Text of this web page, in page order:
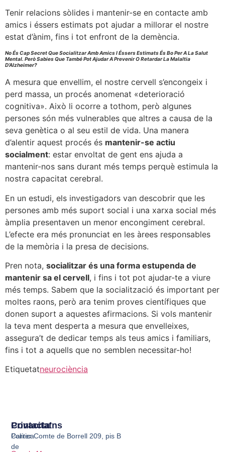
Tenir relacions sòlides i mantenir-se en contacte amb
amics i éssers estimats pot ajudar a millorar el nostre
estat d’ànim, fins i tot enfront de la demència.
No És Cap Secret Que Socialitzar Amb Amics I Éssers Estimats És Bo Per A La Salut
Mental. Però Sabies Que També Pot Ajudar A Prevenir O Retardar La Malaltia
D’Alzheimer?
A mesura que envellim, el nostre cervell s’encongeix i
perd massa, un procés anomenat «deterioració
cognitiva». Això li ocorre a tothom, però algunes
persones són més vulnerables que altres a causa de la
seva genètica o al seu estil de vida. Una manera
d’alentir aquest procés és mantenir-se actiu
socialment: estar envoltat de gent ens ajuda a
mantenir-nos sans durant més temps perquè estimula la
nostra capacitat cerebral.
En un estudi, els investigadors van descobrir que les
persones amb més suport social i una xarxa social més
àmplia presentaven un menor encongiment cerebral.
L’efecte era més pronunciat en les àrees responsables
de la memòria i la presa de decisions.
Pren nota, socialitzar és una forma estupenda de
mantenir sa el cervell, i fins i tot pot ajudar-te a viure
més temps. Sabem que la socialització és important per
moltes raons, però ara tenim proves científiques que
donen suport a aquestes afirmacions. Si vols mantenir
la teva ment desperta a mesura que envelleixes,
assegura’t de dedicar temps als teus amics i familiars,
fins i tot a aquells que no semblen necessitar-ho!
Etiquetatneurociència
Privacitat
Política
de
Contacta'ns
Carrer Comte de Borrell 209, pis B